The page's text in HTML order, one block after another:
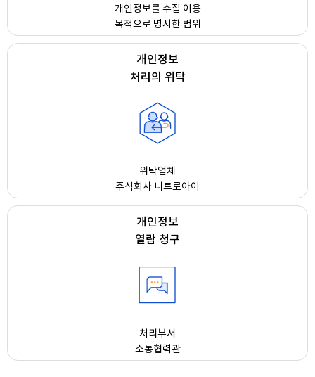
개인정보를 수집 이용
목적으로 명시한 범위
개인정보
처리의 위탁
위탁업체
주식회사 니트로아이
개인정보
열람 청구
처리부서
소통협력관